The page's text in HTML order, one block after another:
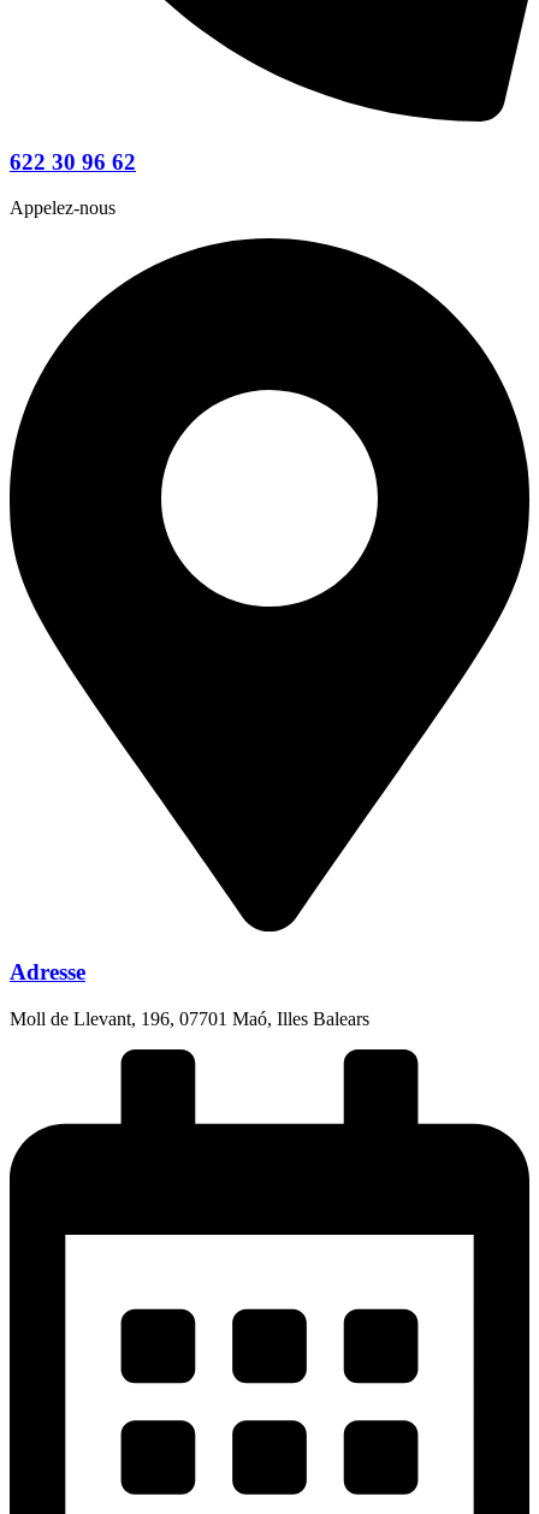
622 30 96 62
Appelez-nous
Adresse
Moll de Llevant, 196, 07701 Maó, Illes Balears